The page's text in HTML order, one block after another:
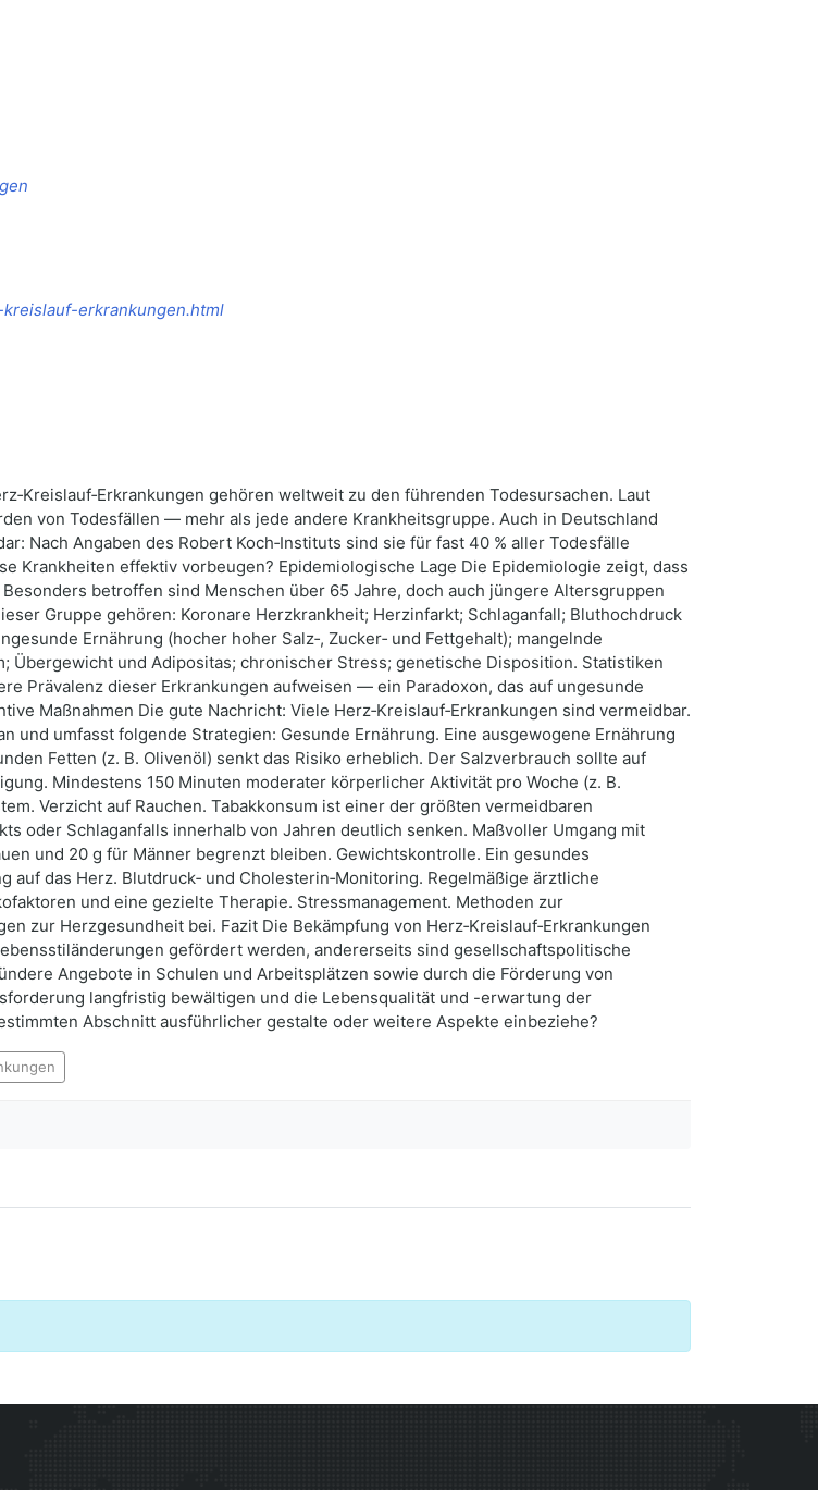
erkrankungen.html
gehören weltweit zu den führenden Todesursachen. Laut
von Todesfällen — mehr als jede andere Krankheitsgruppe. Auch in Deutschland
Nach Angaben des Robert Koch‑Instituts sind sie für fast 40 % aller Todesfälle
Krankheiten effektiv vorbeugen? Epidemiologische Lage Die Epidemiologie zeigt, dass
betroffen sind Menschen über 65 Jahre, doch auch jüngere Altersgruppen
Gruppe gehören: Koronare Herzkrankheit; Herzinfarkt; Schlaganfall; Bluthochdruck
Ernährung (hocher hoher Salz‑, Zucker‑ und Fettgehalt); mangelnde
Übergewicht und Adipositas; chronischer Stress; genetische Disposition. Statistiken
Prävalenz dieser Erkrankungen aufweisen — ein Paradoxon, das auf ungesunde
Maßnahmen Die gute Nachricht: Viele Herz‑Kreislauf‑Erkrankungen sind vermeidbar.
und umfasst folgende Strategien: Gesunde Ernährung. Eine ausgewogene Ernährung
Fetten (z. B. Olivenöl) senkt das Risiko erheblich. Der Salzverbrauch sollte auf
Mindestens 150 Minuten moderater körperlicher Aktivität pro Woche (z. B.
Verzicht auf Rauchen. Tabakkonsum ist einer der größten vermeidbaren
oder Schlaganfalls innerhalb von Jahren deutlich senken. Maßvoller Umgang mit
und 20 g für Männer begrenzt bleiben. Gewichtskontrolle. Ein gesundes
das Herz. Blutdruck‑ und Cholesterin‑Monitoring. Regelmäßige ärztliche
und eine gezielte Therapie. Stressmanagement. Methoden zur
zur Herzgesundheit bei. Fazit Die Bekämpfung von Herz‑Kreislauf‑Erkrankungen
gefördert werden, andererseits sind gesellschaftspolitische
Angebote in Schulen und Arbeitsplätzen sowie durch die Förderung von
langfristig bewältigen und die Lebensqualität und -erwartung der
Abschnitt ausführlicher gestalte oder weitere Aspekte einbeziehe?